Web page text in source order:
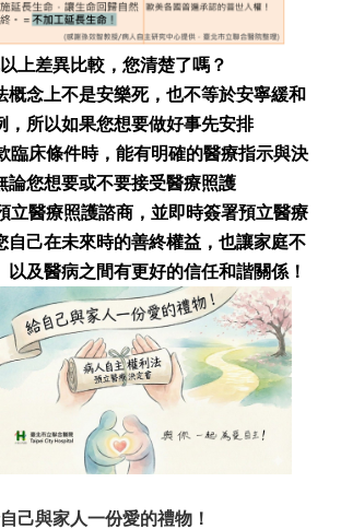
上差異比較，您清楚了嗎？
概念上不是安樂死，也不等於安寧緩和
， 所以如果您想要做好事先安排
臨床條件時，能有明確的醫療指示與決
論您想要或不要接受醫療照護
立醫療照護諮商，並即時簽署預立醫療
自己在未來時的善終權益，也讓家庭不
以及醫病之間有更好的信任和諧關係！
己與家人一份愛的禮物！